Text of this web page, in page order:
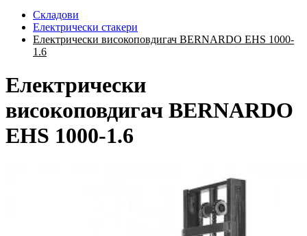
Складови
Електрически стакери
Електрически високоповдигач BERNARDO EHS 1000-
1.6
Електрически
високоповдигач BERNARDO
EHS 1000-1.6